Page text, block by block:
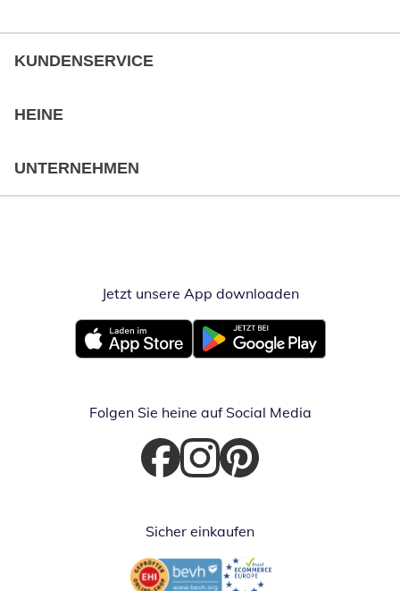
KUNDENSERVICE
HEINE
UNTERNEHMEN
Jetzt unsere App downloadenÖffnet in
Öffnet in neuem FensterÖffnet in neuem Fenster
Folgen Sie heine auf Social Media
Öffnet in neuem Fenster
Öffnet in neuem Fenster
Öffnet in neuem Fenster
Sicher einkaufen